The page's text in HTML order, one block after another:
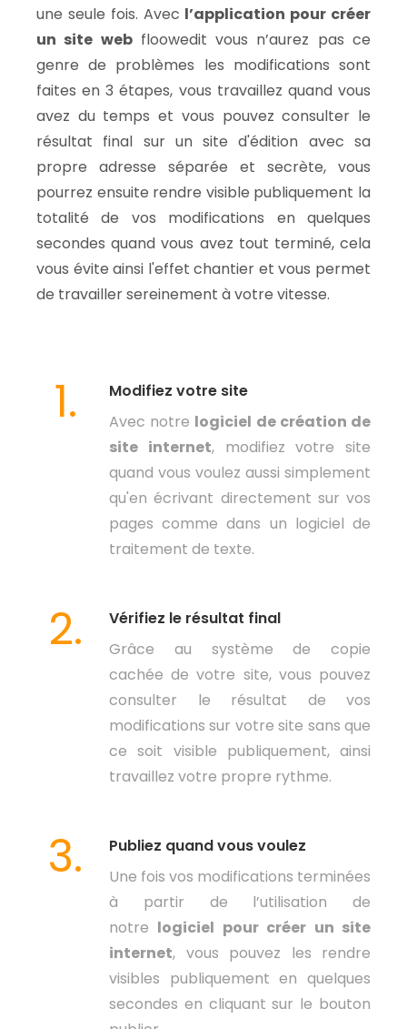
une seule fois. Avec l’application pour créer
un site webfloowedit vous n’aurez pas ce
genre de problèmes les modifications sont
faites en 3 étapes, vous travaillez quand vous
avez du temps et vous pouvez consulter le
résultat final sur un site d'édition avec sa
propre adresse séparée et secrète, vous
pourrez ensuite rendre visible publiquement la
totalité de vos modifications en quelques
secondes quand vous avez tout terminé, cela
vous évite ainsi l'effet chantier et vous permet
de travailler sereinement à votre vitesse.
1.
Modifiez votre site
Avec notre logiciel de création de
site internet, modifiez votre site
quand vous voulez aussi simplement
qu'en écrivant directement sur vos
pages comme dans un logiciel de
traitement de texte.
2.
Vérifiez le résultat final
Grâce au système de copie
cachée de votre site, vous pouvez
consulter le résultat de vos
modifications sur votre site sans que
ce soit visible publiquement, ainsi
travaillez votre propre rythme.
3.
Publiez quand vous voulez
Une fois vos modifications terminées
à partir de l’utilisation de
notre logiciel pour créer un site
internet, vous pouvez les rendre
visibles publiquement en quelques
secondes en cliquant sur le bouton